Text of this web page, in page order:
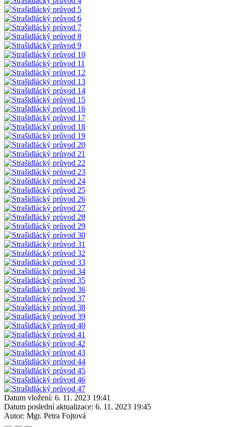
Datum vložení: 6. 11. 2023 19:41
Datum poslední aktualizace: 6. 11. 2023 19:45
Autor: Mgr. Petra Fojtová